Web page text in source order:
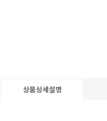
상품상세설명